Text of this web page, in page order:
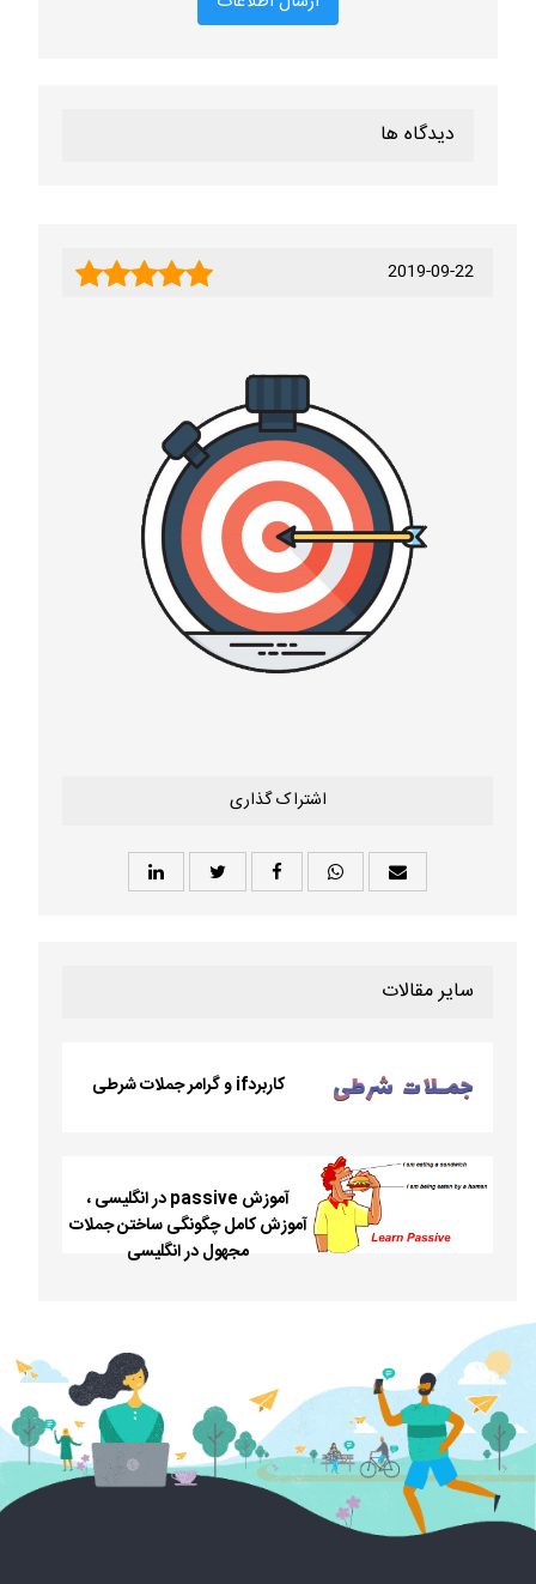
دیدگاه ها
2019-09-22
اشتراک گذاری
سایر مقالات
کاربردif و گرامر جملات شرطی
آموزش passive در انگلیسی ،
آموزش کامل چگونگی ساختن جملات
مجهول در انگلیسی